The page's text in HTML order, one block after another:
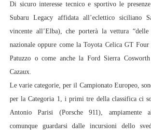
Di sicuro interesse tecnico e sportivo le
Subaru Legacy affidata all’eclettico siciliano
vincente all’Elba), che porterà la vettura
nazionale oppure come la Toyota Celica GT
Patuzzo o come anche la Ford Sierra
Cazaux.
Le varie categorie, per il Campionato Europeo,
per la Categoria 1, i primi tre della classifica ci
Antonio Parisi (Porsche 911), ampiamente
comunque guardarsi dalle incursioni dello